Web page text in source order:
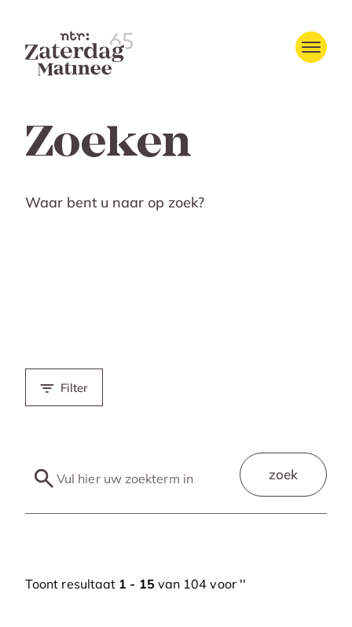
Zoeken
Waar bent u naar op zoek?
Filter
zoek
Toont resultaat 1 - 15 van 104 voor ''